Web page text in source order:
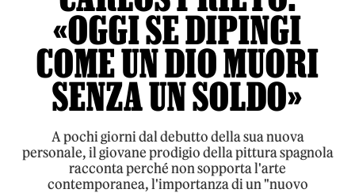
«OGGI SE DIPINGI
COME UN DIO MUORI
SENZA UN SOLDO»
A pochi giorni dal debutto della sua nuova
personale, il giovane prodigio della pittura spagnola
racconta perché non sopporta l'arte
contemporanea, l'importanza di un "nuovo